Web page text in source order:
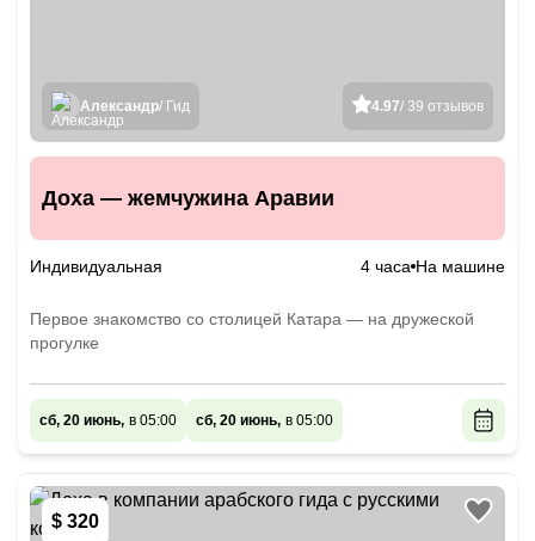
4.97/ 39 отзывов
Александр/ Гид
Доха — жемчужина Аравии
Индивидуальная 4 часа На машине
Первое знакомство со столицей Катара — на дружеской
прогулке
сб, 20 июнь, в 05:00 сб, 20 июнь, в 05:00
$ 320